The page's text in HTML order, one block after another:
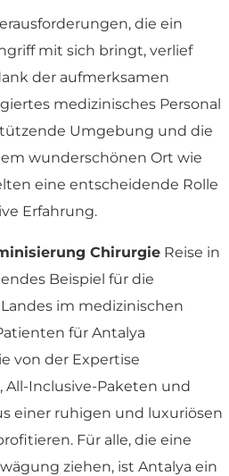
die ein
mit sich bringt, verlief
der aufmerksamen
medizinisches Personal
Umgebung und die
wunderschönen Ort wie
eine entscheidende Rolle
Erfahrung.
Chirurgie Reise in
Beispiel für die
im medizinischen
für Antalya
von der Expertise
All-Inclusive-Paketen und
einer ruhigen und luxuriösen
Für alle, die eine
ziehen, ist Antalya ein